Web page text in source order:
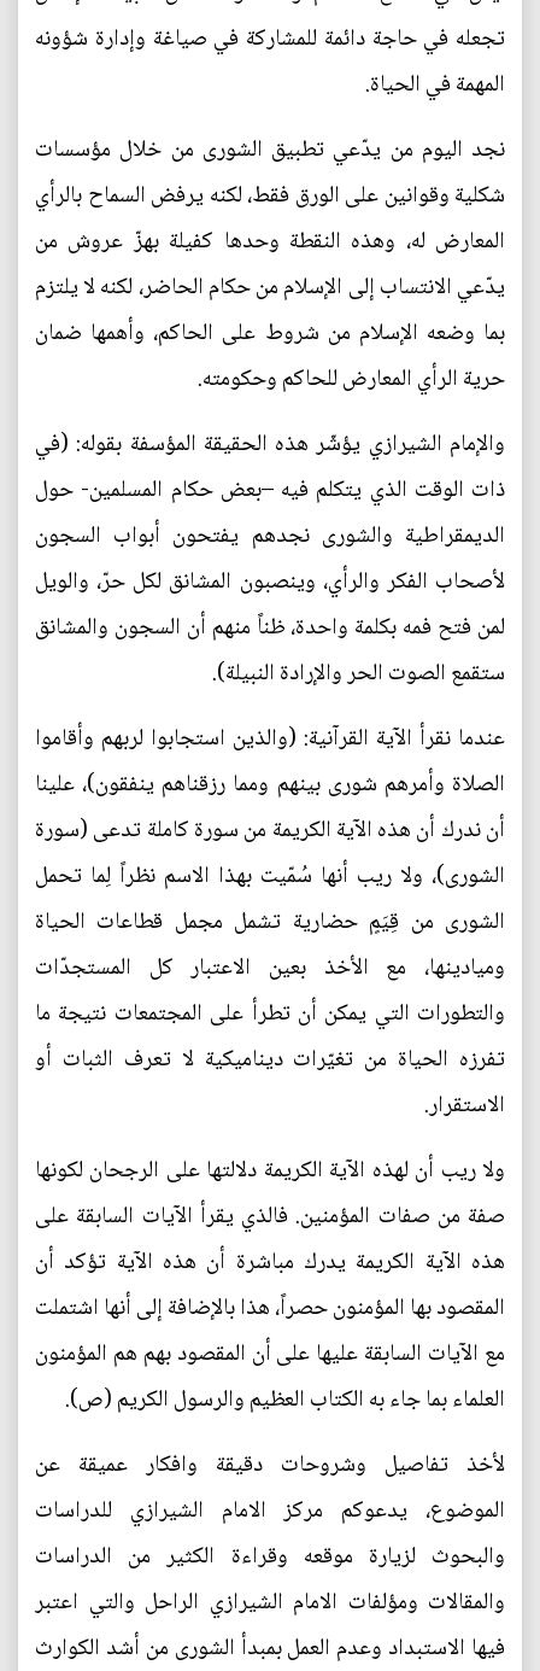
تجعله في حاجة دائمة للمشاركة في صياغة وإدارة شؤونه
المهمة في الحياة.
نجد اليوم من يدّعي تطبيق الشورى من خلال مؤسسات
شكلية وقوانين على الورق فقط، لكنه يرفض السماح بالرأي
المعارض له، وهذه النقطة وحدها كفيلة بهزّ عروش من
يدّعي الانتساب إلى الإسلام من حكام الحاضر، لكنه لا يلتزم
بما وضعه الإسلام من شروط على الحاكم، وأهمها ضمان
حرية الرأي المعارض للحاكم وحكومته.
والإمام الشيرازي يؤشّر هذه الحقيقة المؤسفة بقوله: (في
ذات الوقت الذي يتكلم فيه –بعض حكام المسلمين- حول
الديمقراطية والشورى نجدهم يفتحون أبواب السجون
لأصحاب الفكر والرأي، وينصبون المشانق لكل حرّ، والويل
لمن فتح فمه بكلمة واحدة، ظناً منهم أن السجون والمشانق
ستقمع الصوت الحر والإرادة النبيلة).
عندما نقرأ الآية القرآنية: (والذين استجابوا لربهم وأقاموا
الصلاة وأمرهم شورى بينهم ومما رزقناهم ينفقون)، علينا
أن ندرك أن هذه الآية الكريمة من سورة كاملة تدعى (سورة
الشورى)، ولا ريب أنها سُمّيت بهذا الاسم نظراً لِما تحمل
الشورى من قِيَمٍ حضارية تشمل مجمل قطاعات الحياة
وميادينها، مع الأخذ بعين الاعتبار كل المستجدّات
والتطورات التي يمكن أن تطرأ على المجتمعات نتيجة ما
تفرزه الحياة من تغيّرات ديناميكية لا تعرف الثبات أو
الاستقرار.
ولا ريب أن لهذه الآية الكريمة دلالتها على الرجحان لكونها
صفة من صفات المؤمنين. فالذي يقرأ الآيات السابقة على
هذه الآية الكريمة يدرك مباشرة أن هذه الآية تؤكد أن
المقصود بها المؤمنون حصراً، هذا بالإضافة إلى أنها اشتملت
مع الآيات السابقة عليها على أن المقصود بهم هم المؤمنون
العلماء بما جاء به الكتاب العظيم والرسول الكريم (ص).
لأخذ تفاصيل وشروحات دقيقة وافكار عميقة عن
الموضوع، يدعوكم مركز الامام الشيرازي للدراسات
والبحوث لزيارة موقعه وقراءة الكثير من الدراسات
والمقالات ومؤلفات الامام الشيرازي الراحل والتي اعتبر
فيها الاستبداد وعدم العمل بمبدأ الشورى من أشد الكوارث